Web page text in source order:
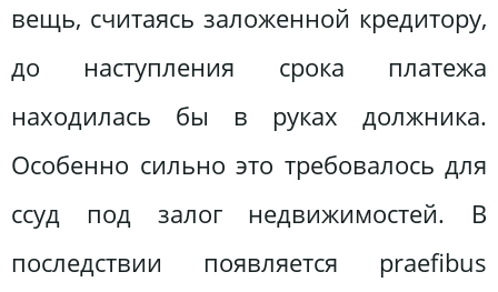
вещь, считаясь заложенной кредитору,
до наступления срока платежа
находилась бы в руках должника.
Особенно сильно это требовалось для
ссуд под залог недвижимостей. В
последствии появляется praefibus